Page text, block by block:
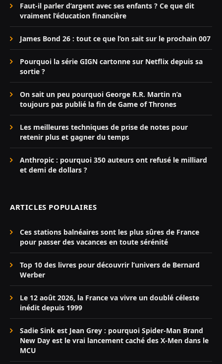
Faut-il parler d’argent avec ses enfants ? Ce que dit
vraiment l’éducation financière
James Bond 26 : tout ce que l’on sait sur le prochain 007
Pourquoi la série GIGN cartonne sur Netflix depuis sa
sortie ?
On sait un peu pourquoi George R.R. Martin n’a
toujours pas publié la fin de Game of Thrones
Les meilleures techniques de prise de notes pour
retenir plus et gagner du temps
Anthropic : pourquoi 350 auteurs ont refusé le milliard
et demi de dollars ?
ARTICLES POPULAIRES
Ces stations balnéaires sont les plus sûres de France
pour passer des vacances en toute sérénité
Top 10 des livres pour découvrir l’univers de Bernard
Werber
Le 12 août 2026, la France va vivre un doublé céleste
inédit depuis 1999
Sadie Sink est Jean Grey : pourquoi Spider-Man Brand
New Day est le vrai lancement caché des X-Men dans le
MCU